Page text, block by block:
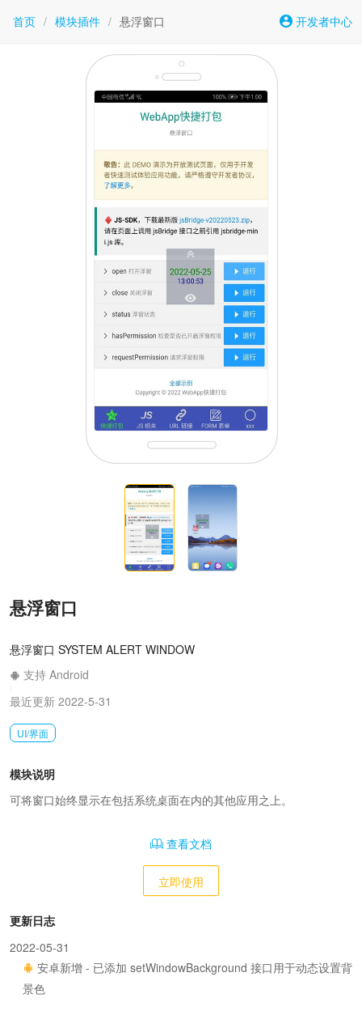
首页 / 模块插件 / 悬浮窗口 开发者中心
悬浮窗口
悬浮窗口 SYSTEM ALERT WINDOW
支持 Android
最近更新 2022-5-31
UI/界面
模块说明
可将窗口始终显示在包括系统桌面在内的其他应用之上。
查看文档
立即使用
更新日志
2022-05-31
安卓新增 - 已添加 setWindowBackground 接口用于动态设置背
景色